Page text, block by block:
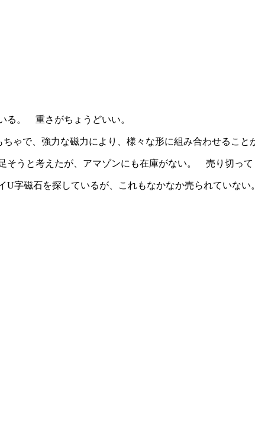
る。 重さがちょうどいい。
ゃで、強力な磁力により、様々な形に組み合わせるこ
そうと考えたが、アマゾンにも在庫がない。 売り切っ
字磁石を探しているが、これもなかなか売られていな